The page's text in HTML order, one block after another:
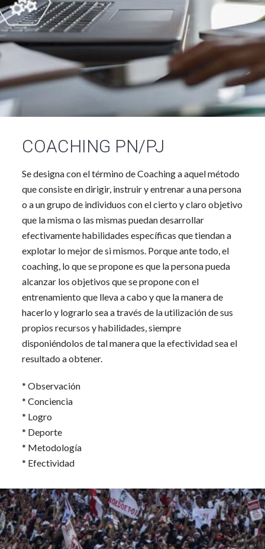
COACHING PN/PJ
Se designa con el término de Coaching a aquel método
que consiste en dirigir, instruir y entrenar a una persona
o a un grupo de individuos con el cierto y claro objetivo
que la misma o las mismas puedan desarrollar
efectivamente habilidades específicas que tiendan a
explotar lo mejor de si mismos. Porque ante todo, el
coaching, lo que se propone es que la persona pueda
alcanzar los objetivos que se propone con el
entrenamiento que lleva a cabo y que la manera de
hacerlo y lograrlo sea a través de la utilización de sus
propios recursos y habilidades, siempre
disponiéndolos de tal manera que la efectividad sea el
resultado a obtener.
* Observación
* Conciencia
* Logro
* Deporte
* Metodología
* Efectividad